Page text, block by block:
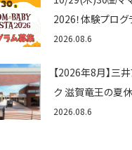
2026！体験プロ
ゃん向けイベント
2026.08.6
【2026年8月】三
ク 滋賀竜王の夏
め！びしょぬれ水
2026.08.6